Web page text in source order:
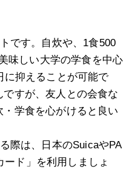
です。自炊や、1食500
味しい大学の学食を中心
に抑えることが可能で
すが、友人との会食な
学食を心がけると良い
際は、日本のSuicaやPA
ード」を利用しましょ